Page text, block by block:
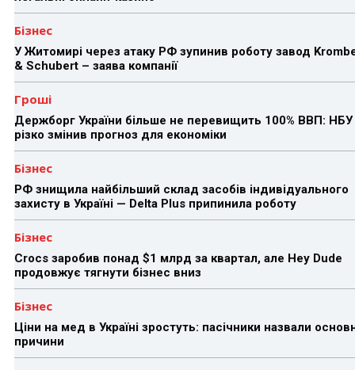
Бізнес
У Житомирі через атаку РФ зупинив роботу завод
& Schubert – заява компанії
Гроші
Держборг України більше не перевищить 100% ВВП: НБУ
різко змінив прогноз для економіки
Бізнес
РФ знищила найбільший склад засобів індивідуального
захисту в Україні — Delta Plus припинила роботу
Бізнес
Crocs заробив понад $1 млрд за квартал, але Hey Dude
продовжує тягнути бізнес вниз
Бізнес
Ціни на мед в Україні зростуть: пасічники назвали
причини